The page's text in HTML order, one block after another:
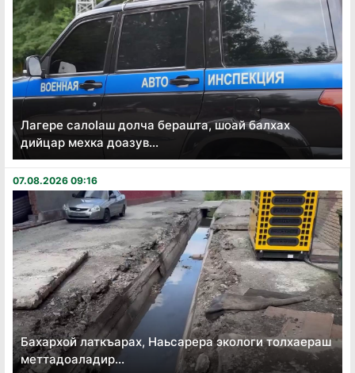
Лагере салоӏаш долча берашта, шоай балхах
дийцар мехка доазув...
07.08.2026 09:16
Бахархой латкъарах, Наьсарера экологи толхаераш
меттадоаладир...